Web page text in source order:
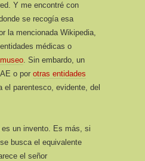
Y me encontré con
se recogía esa
la mencionada Wikipedia,
médicas o
. Sin embardo, un
o por otras entidades
el parentesco, evidente, del
un invento. Es más, si
busca el equivalente
el señor